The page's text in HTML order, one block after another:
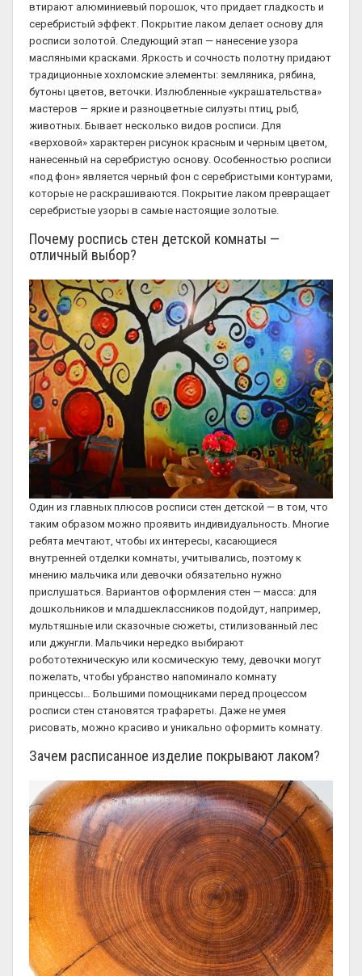
втирают алюминиевый порошок, что придает гладкость и
серебристый эффект. Покрытие лаком делает основу для
росписи золотой. Следующий этап — нанесение узора
масляными красками. Яркость и сочность полотну придают
традиционные хохломские элементы: земляника, рябина,
бутоны цветов, веточки. Излюбленные «украшательства»
мастеров — яркие и разноцветные силуэты птиц, рыб,
животных. Бывает несколько видов росписи. Для
«верховой» характерен рисунок красным и черным цветом,
нанесенный на серебристую основу. Особенностью росписи
«под фон» является черный фон с серебристыми контурами,
которые не раскрашиваются. Покрытие лаком превращает
серебристые узоры в самые настоящие золотые.
Почему роспись стен детской комнаты —
отличный выбор?
Один из главных плюсов росписи стен детской — в том, что
таким образом можно проявить индивидуальность. Многие
ребята мечтают, чтобы их интересы, касающиеся
внутренней отделки комнаты, учитывались, поэтому к
мнению мальчика или девочки обязательно нужно
прислушаться. Вариантов оформления стен — масса: для
дошкольников и младшеклассников подойдут, например,
мультяшные или сказочные сюжеты, стилизованный лес
или джунгли. Мальчики нередко выбирают
робототехническую или космическую тему, девочки могут
пожелать, чтобы убранство напоминало комнату
принцессы… Большими помощниками перед процессом
росписи стен становятся трафареты. Даже не умея
рисовать, можно красиво и уникально оформить комнату.
Зачем расписанное изделие покрывают лаком?